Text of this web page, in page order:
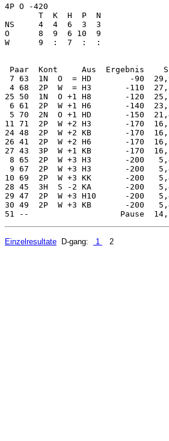
Einzelresultate D-gang: 1 2